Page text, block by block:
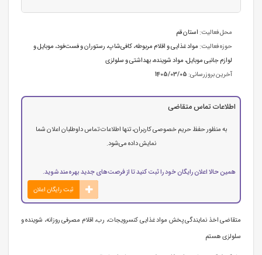
محل فعالیت: استان قم
حوزه فعالیت: مواد غذایی و اقلام مربوطه،کافی‌شاپ، رستوران و فست‌فود، موبایل و
لوازم جانبی موبایل، مواد شوینده، بهداشتی و سلولزی
آخرین بروزرسانی: 1405/03/05
اطلاعات تماس متقاضی
به منظور حفظ حریم خصوصی کاربران، تنها اطلاعات تماس داوطلبان اعلان شما
نمایش داده می‌شود.
همین حالا اعلان رایگان خود را ثبت کنید تا از فرصت‌های جدید بهره‌مند شوید.
ثبت رایگان اعلان
متقاضی اخذ نمایندگی پخش مواد غذایی کنسرویجات، رب، اقلام مصرفی روزانه، شوینده و
سلولزی هستم